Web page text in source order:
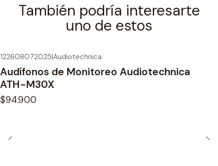
También podría interesarte
uno de estos
122608072025|Audiotechnica
Audífonos de Monitoreo Audiotechnica
ATH-M30X
$94.900